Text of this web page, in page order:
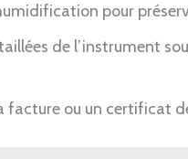
pour
de l’instrument
facture ou un certificat